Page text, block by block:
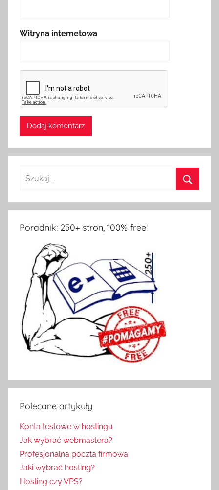
Witryna internetowa
Poradnik: 250+ stron, 100% free!
Polecane artykuły
Konta testowe w hostingu
Jak wybrać webmastera?
Profesjonalna poczta firmowa
Jaki wybrać hosting?
Hosting czy VPS?